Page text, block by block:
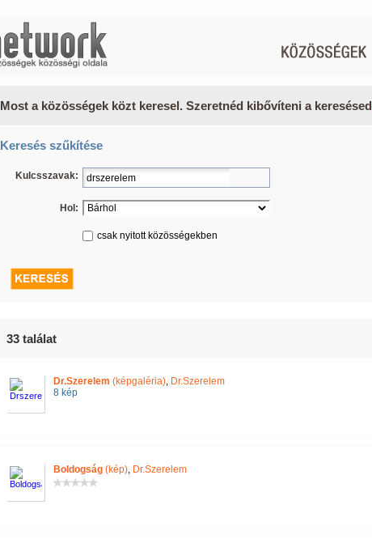
Most a közösségek közt keresel. Szeretnéd kibővíteni a keresésed
Keresés szűkítése
Kulcsszavak:
Hol:
csak nyitott közösségekben
33 találat
Dr.Szerelem (képgaléria), Dr.Szerelem
8 kép
Boldogság(kép), Dr.Szerelem